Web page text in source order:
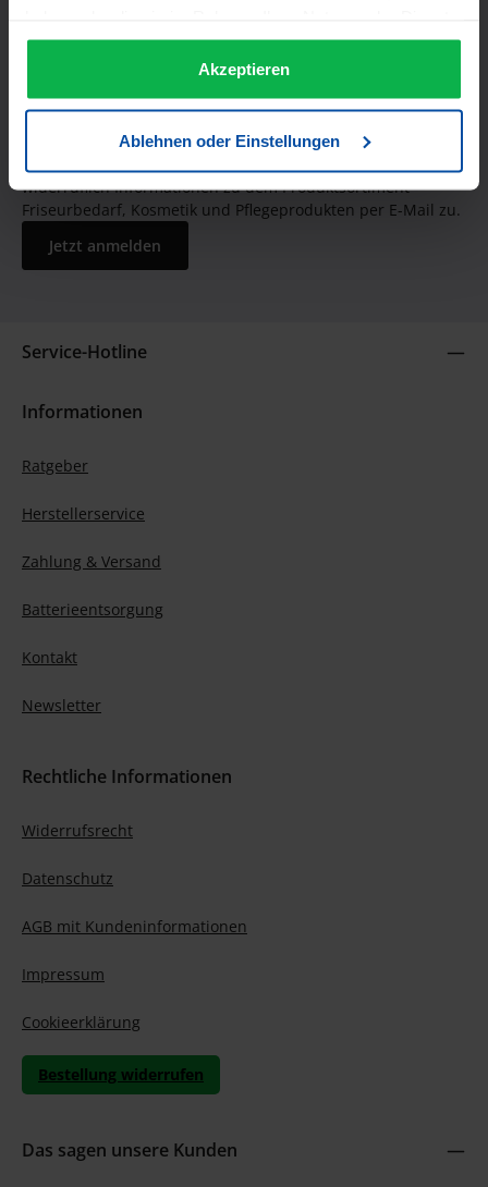
gesammelt haben.
Akzeptieren
Ablehnen oder Einstellungen
JETZT UNSEREN NEWSLETTER ABONNIEREN UND EINEN 5€
GUTSCHEIN BEKOMMEN! Bitte senden Sie mir entsprechend
Ihrer Datenschutzerklärung regelmäßig und jederzeit
widerruflich Informationen zu dem Produktsortiment
Friseurbedarf, Kosmetik und Pflegeprodukten per E-Mail zu.
Jetzt anmelden
Service-Hotline
Informationen
Ratgeber
Herstellerservice
Zahlung & Versand
Batterieentsorgung
Kontakt
Newsletter
Rechtliche Informationen
Widerrufsrecht
Datenschutz
AGB mit Kundeninformationen
Impressum
Cookieerklärung
Bestellung widerrufen
Das sagen unsere Kunden